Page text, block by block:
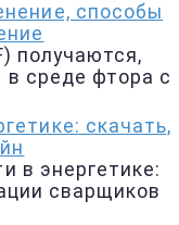
способы
получаются,
среде фтора с
скачать,
в энергетике:
сварщиков